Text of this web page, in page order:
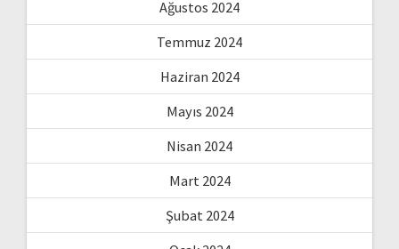
Ağustos 2024
Temmuz 2024
Haziran 2024
Mayıs 2024
Nisan 2024
Mart 2024
Şubat 2024